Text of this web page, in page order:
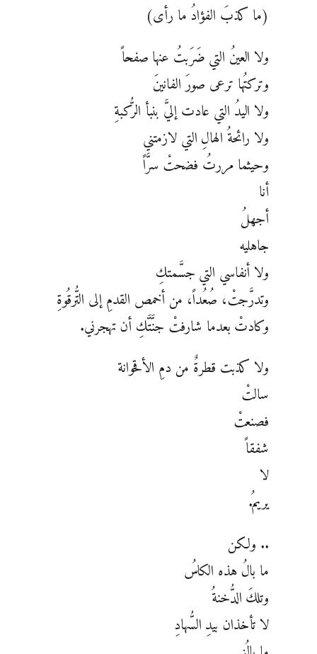
(ما كذبَ الفؤادُ ما رأى)
ولا العينُ التي ضَرَبتُ عنها صفحاً
وتركتُها ترعى صورَ الفانينَ
ولا اليدُ التي عادت إليَّ بنبأ الرُّكبةِ
ولا رائحةُ الهالِ التي لازمتني
وحيثما مررتُ فضحتْ سرَّاً
أنا
أجهلُ
جاهليه
ولا أنفاسي التي جسَّمتكِ
وتدرَّجتْ، صُعُداً، من أخمص القدمِ إلى التُّرقُوةِ
وكادتْ بعدما شارفتْ جنَّتَّكِ أن تهجرني.
ولا كذبت قطرةٌ من دمِ الأقحوانة
سالتْ
فصنعتْ
شفقاً
لا
يريمُ.
.. ولكن
ما بالُ هذه الكاسُ
وتلكَ الدُّخنةُ
لا تأخذان بيدِ السُّهادِ